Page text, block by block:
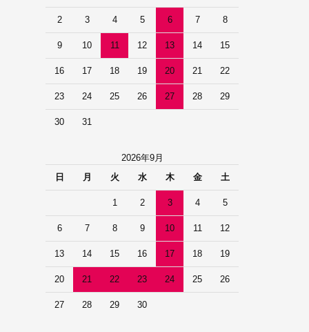
2 3 4 5 6 7 8
9 10 11 12 13 14 15
16 17 18 19 20 21 22
23 24 25 26 27 28 29
30 31
2026年9月
日
月 火 水 木 金 土
1 2 3 4 5
6 7 8 9 10 11 12
13 14 15 16 17 18 19
20 21 22 23 24 25 26
27 28 29 30